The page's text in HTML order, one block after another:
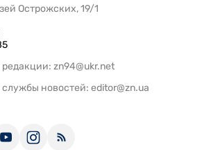
Острожских, 19/1
редакции: zn94@ukr.net
службы новостей: editor@zn.ua